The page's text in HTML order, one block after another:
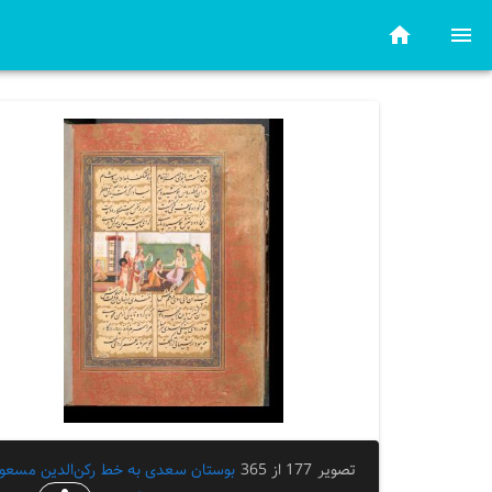
تصویر 177 از 365
بوستان سعدی به خط رکن‌الدین